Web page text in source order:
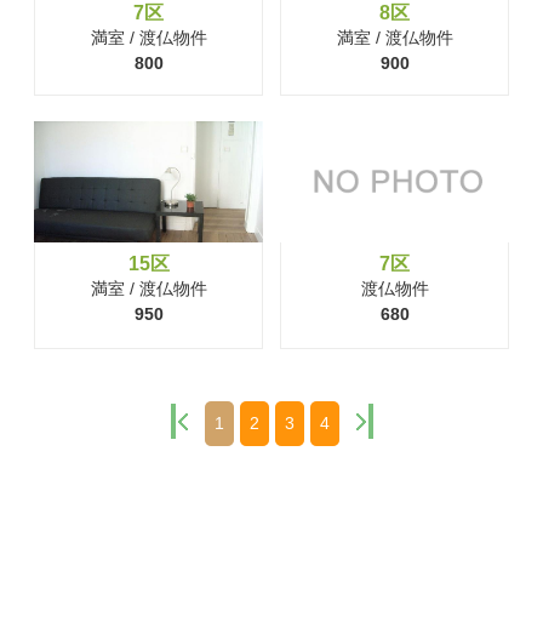
7区
満室 / 渡仏物件
800
8区
満室 / 渡仏物件
900
15区
満室 / 渡仏物件
950
7区
渡仏物件
680
1 2 3 4